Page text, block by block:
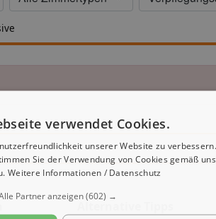
verwendet Cookies.
unserer Website zu
Sie der Verwendung von Cookies gemäß
Weitere Informationen / Datenschutz
Partner anzeigen(602) →